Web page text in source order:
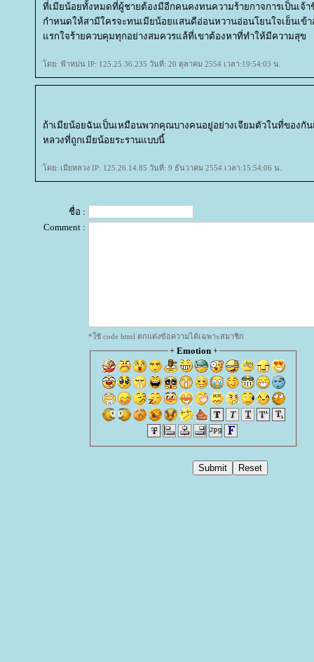
ที่่เมียน้อยทั้งหมดที่ผู้ชายต้องมีอีกคนคงทนความร้ายกาจการเป็นเจ้
กำหนดให้สามีใครจะทนเมียน้อยแสนดีอ่อนหวานอ่อนโยนใจเย็นเข้
รกใจร้ายควบคุมทุกอย่างสมควรแล้ที่เขาต้องหาที่ทำให้มีความสุข
ดย: ฟ้าหม่น IP: 125.25.36.235 วันที่: 20 ตุลาคม 2554 เวลา:19:54:03 น.
ถ้าเมียน้อยฉันเป็นเหมือนพวกคุณบางคนอยู่อย่างเจียมตัวในที่ของ
หลวงที่ถูกเมียน้อยระรานแบบนี้
ดย: เมียหลวง IP: 125.26.14.85 วันที่: 9 ธันวาคม 2554 เวลา:15:54:06 น.
ชื่อ :
Comment :
*ใช้ code html ตกแต่งข้อความได้เฉพาะสมาชิก
+ Emotion+